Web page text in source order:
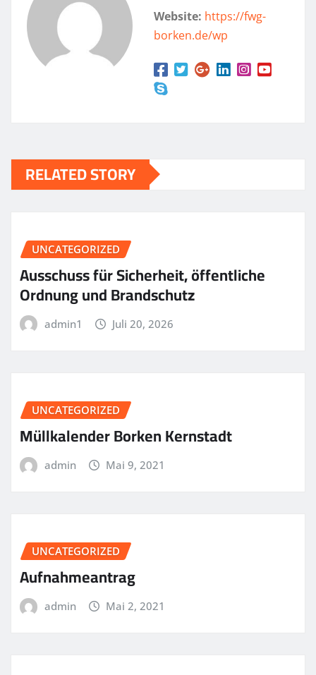
Website: https://fwg-
borken.de/wp
RELATED STORY
UNCATEGORIZED
Ausschuss für Sicherheit, öffentliche
Ordnung und Brandschutz
admin1 Juli 20, 2026
UNCATEGORIZED
Müllkalender Borken Kernstadt
admin Mai 9, 2021
UNCATEGORIZED
Aufnahmeantrag
admin Mai 2, 2021